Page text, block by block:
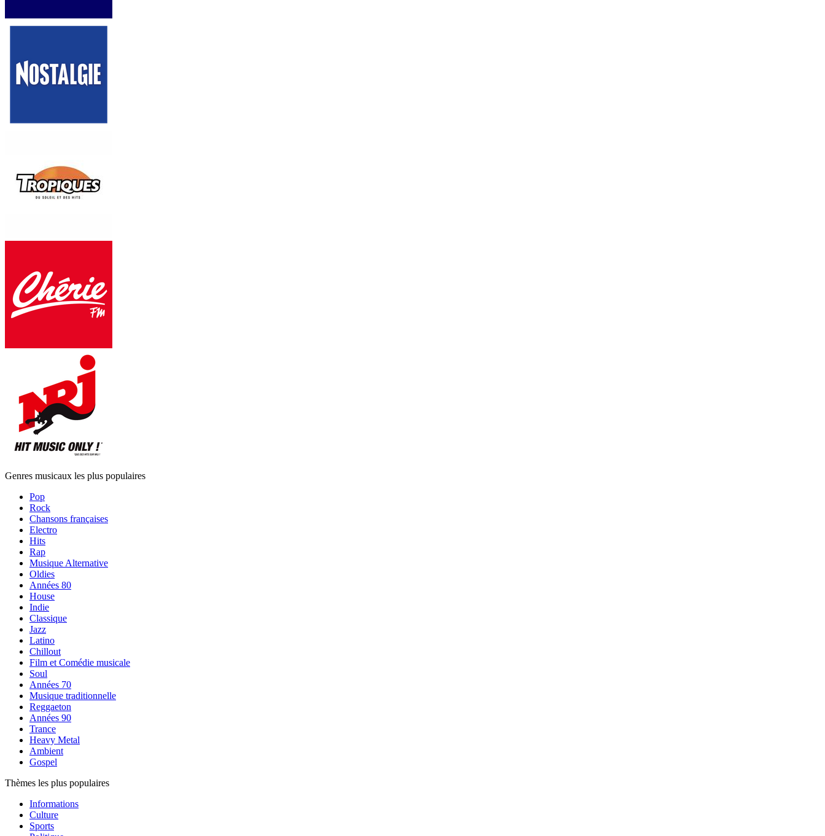
Genres musicaux les plus populaires
Pop
Rock
Chansons françaises
Electro
Hits
Rap
Musique Alternative
Oldies
Années 80
House
Indie
Classique
Jazz
Latino
Chillout
Film et Comédie musicale
Soul
Années 70
Musique traditionnelle
Reggaeton
Années 90
Trance
Heavy Metal
Ambient
Gospel
Thèmes les plus populaires
Informations
Culture
Sports